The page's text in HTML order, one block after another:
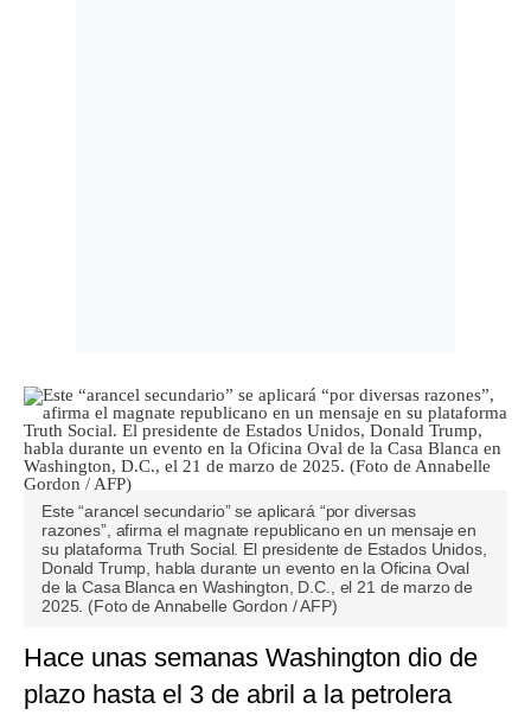
Este “arancel secundario” se aplicará “por diversas
razones”, afirma el magnate republicano en un mensaje en
su plataforma Truth Social. El presidente de Estados Unidos,
Donald Trump, habla durante un evento en la Oficina Oval
de la Casa Blanca en Washington, D.C., el 21 de marzo de
2025. (Foto de Annabelle Gordon / AFP)
Hace unas semanas Washington dio de
plazo hasta el 3 de abril a la petrolera